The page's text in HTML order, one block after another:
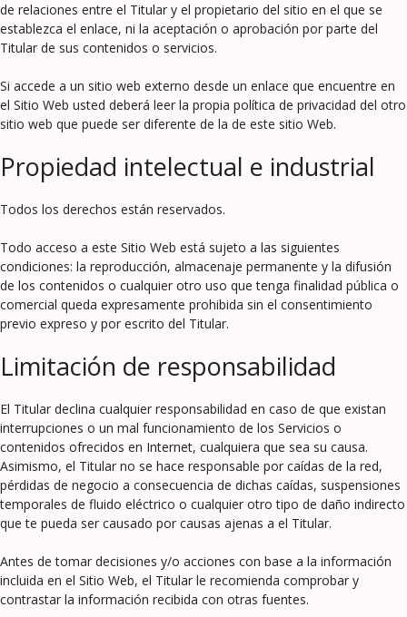
de relaciones entre el Titular y el propietario del sitio en el que se
establezca el enlace, ni la aceptación o aprobación por parte del
Titular de sus contenidos o servicios.
Si accede a un sitio web externo desde un enlace que encuentre en
el Sitio Web usted deberá leer la propia política de privacidad del otro
sitio web que puede ser diferente de la de este sitio Web.
Propiedad intelectual e industrial
Todos los derechos están reservados.
Todo acceso a este Sitio Web está sujeto a las siguientes
condiciones: la reproducción, almacenaje permanente y la difusión
de los contenidos o cualquier otro uso que tenga finalidad pública o
comercial queda expresamente prohibida sin el consentimiento
previo expreso y por escrito del Titular.
Limitación de responsabilidad
El Titular declina cualquier responsabilidad en caso de que existan
interrupciones o un mal funcionamiento de los Servicios o
contenidos ofrecidos en Internet, cualquiera que sea su causa.
Asimismo, el Titular no se hace responsable por caídas de la red,
pérdidas de negocio a consecuencia de dichas caídas, suspensiones
temporales de fluido eléctrico o cualquier otro tipo de daño indirecto
que te pueda ser causado por causas ajenas a el Titular.
Antes de tomar decisiones y/o acciones con base a la información
incluida en el Sitio Web, el Titular le recomienda comprobar y
contrastar la información recibida con otras fuentes.